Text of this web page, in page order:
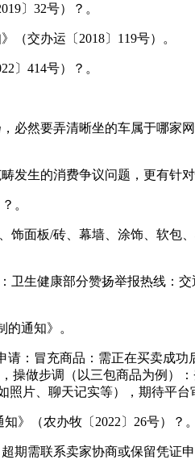
〕32号）？。
交办运〔2018〕119号）。
〕414号）？。
然要弄清晰坐的车属于哪家
生的消费争议问题，更有针对
。
面板/砖、幕墙、涂饰、软包
生健康部分赞扬举报热线：
通知》。
冒充商品：需正在买卖成功
操做步调（以三包商品为例）
片、聊天记实等），期待平台
（农办牧〔2022〕26号）？。
需联系卖家协商或保留凭证申